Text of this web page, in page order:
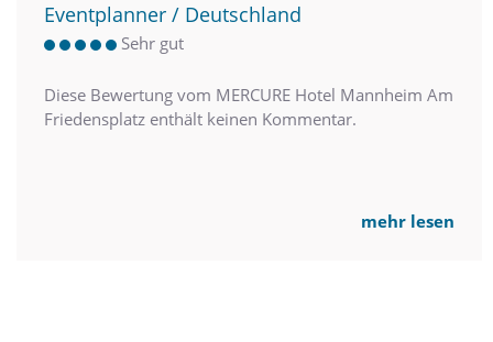
Eventplanner / Deutschland
Sehr gut
Diese Bewertung vom MERCURE Hotel Mannheim Am
Friedensplatz enthält keinen Kommentar.
mehr lesen